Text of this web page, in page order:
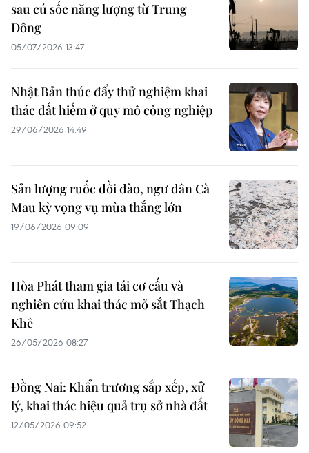
sau cú sốc năng lượng từ Trung
Đông
05/07/2026 13:47
Nhật Bản thúc đẩy thử nghiệm khai
thác đất hiếm ở quy mô công nghiệp
29/06/2026 14:49
Sản lượng ruốc dồi dào, ngư dân Cà
Mau kỳ vọng vụ mùa thắng lớn
19/06/2026 09:09
Hòa Phát tham gia tái cơ cấu và
nghiên cứu khai thác mỏ sắt Thạch
Khê
26/05/2026 08:27
Đồng Nai: Khẩn trương sắp xếp, xử
lý, khai thác hiệu quả trụ sở nhà đất
12/05/2026 09:52